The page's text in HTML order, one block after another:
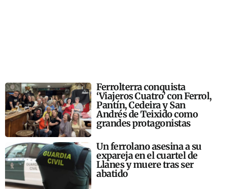
Ferrolterra conquista
‘Viajeros Cuatro’ con Ferrol,
Pantín, Cedeira y San
Andrés de Teixido como
grandes protagonistas
Un ferrolano asesina a su
expareja en el cuartel de
Llanes y muere tras ser
abatido